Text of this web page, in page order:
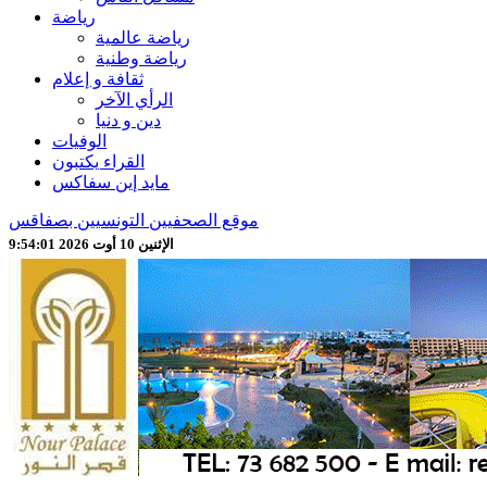
رياضة
رياضة عالمية
رياضة وطنية
ثقافة و إعلام
الرأي الآخر
دين و دنيا
الوفيات
القراء يكتبون
مايد إين سفاكس
موقع الصحفيين التونسيين بصفاقس
الإثنين 10 أوت 2026 9:54:03